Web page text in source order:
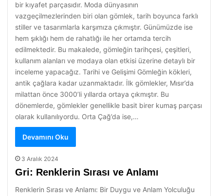
bir kıyafet parçasıdır. Moda dünyasının
vazgeçilmezlerinden biri olan gömlek, tarih boyunca farklı
stiller ve tasarımlarla karşımıza çıkmıştır. Günümüzde ise
hem şıklığı hem de rahatlığı ile her ortamda tercih
edilmektedir. Bu makalede, gömleğin tarihçesi, çeşitleri,
kullanım alanları ve modaya olan etkisi üzerine detaylı bir
inceleme yapacağız. Tarihi ve Gelişimi Gömleğin kökleri,
antik çağlara kadar uzanmaktadır. İlk gömlekler, Mısır’da
milattan önce 3000’li yıllarda ortaya çıkmıştır. Bu
dönemlerde, gömlekler genellikle basit birer kumaş parçası
olarak kullanılıyordu. Orta Çağ’da ise,…
Devamını Oku
3 Aralık 2024
Gri: Renklerin Sırası ve Anlamı
Renklerin Sırası ve Anlamı: Bir Duygu ve Anlam Yolculuğu